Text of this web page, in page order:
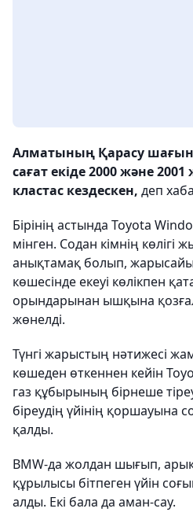
Алматының Қарасу шағын
сағат екіде 2000 және
кластас кездескен, деп
Бірінің астында Toyota
мінген. Содан кімнің көлігі
анықтамақ болып,
көшесінде екеуі көлікпен
орындарынан ышқына
жөнелді.
Түнгі жарыстың нәтижесі
көшеден өткеннен кейін
газ құбырының бірнеше
біреудің үйінің қоршауына
қалды.
BMW-да жолдан шығып,
құрылысы бітпеген үйін
алды. Екі бала да аман-сау.